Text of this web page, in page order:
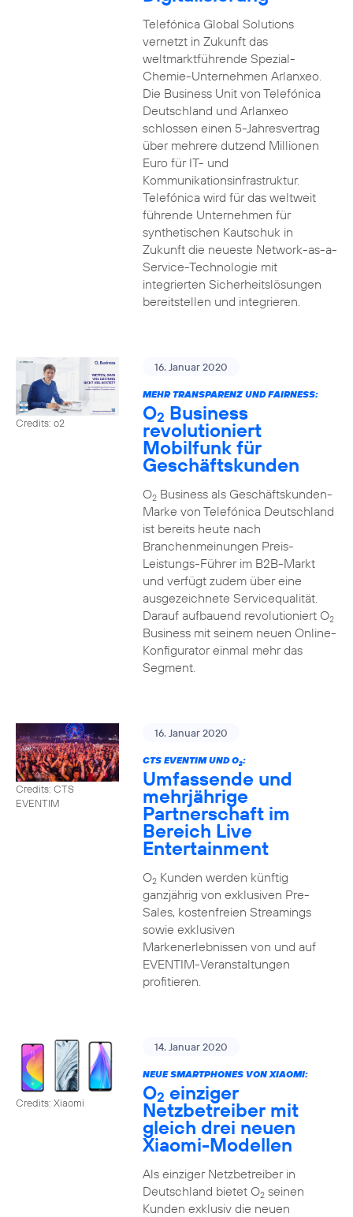
Telefónica Global Solutions
vernetzt in Zukunft das
weltmarktführende Spezial-
Chemie-Unternehmen Arlanxeo.
Die Business Unit von Telefónica
Deutschland und Arlanxeo
schlossen einen 5-Jahresvertrag
über mehrere dutzend Millionen
Euro für IT- und
Kommunikationsinfrastruktur.
Telefónica wird für das weltweit
führende Unternehmen für
synthetischen Kautschuk in
Zukunft die neueste Network-as-a-
Service-Technologie mit
integrierten Sicherheitslösungen
bereitstellen und integrieren.
Credits: o2
16. Januar 2020
MEHR TRANSPARENZ UND FAIRNESS:
O2 Business
revolutioniert
Mobilfunk für
Geschäftskunden
O2Business als Geschäftskunden-
Marke von Telefónica Deutschland
ist bereits heute nach
Branchenmeinungen Preis-
Leistungs-Führer im B2B-Markt
und verfügt zudem über eine
ausgezeichnete Servicequalität.
Darauf aufbauend revolutioniert O2
Business mit seinem neuen Online-
Konfigurator einmal mehr das
Segment.
Credits: CTS
EVENTIM
16. Januar 2020
CTS EVENTIM UND O2:
Umfassende und
mehrjährige
Partnerschaft im
Bereich Live
Entertainment
O2Kunden werden künftig
ganzjährig von exklusiven Pre-
Sales, kostenfreien Streamings
sowie exklusiven
Markenerlebnissen von und auf
EVENTIM-Veranstaltungen
profitieren.
Credits: Xiaomi
14. Januar 2020
NEUE SMARTPHONES VON XIAOMI:
O2 einziger
Netzbetreiber mit
gleich drei neuen
Xiaomi-Modellen
Als einziger Netzbetreiber in
Deutschland bietet O2seinen
Kunden exklusiv die neuen